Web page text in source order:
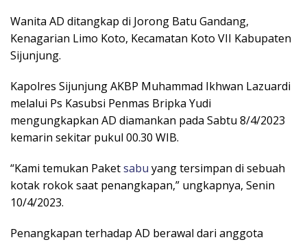
Wanita AD ditangkap di Jorong Batu Gandang,
Kenagarian Limo Koto, Kecamatan Koto VII Kabupaten
Sijunjung.
Kapolres Sijunjung AKBP Muhammad Ikhwan Lazuardi
melalui Ps Kasubsi Penmas Bripka Yudi
mengungkapkan AD diamankan pada Sabtu 8/4/2023
kemarin sekitar pukul 00.30 WIB.
“Kami temukan Paketsabu yang tersimpan di sebuah
kotak rokok saat penangkapan,” ungkapnya, Senin
10/4/2023.
Penangkapan terhadap AD berawal dari anggota